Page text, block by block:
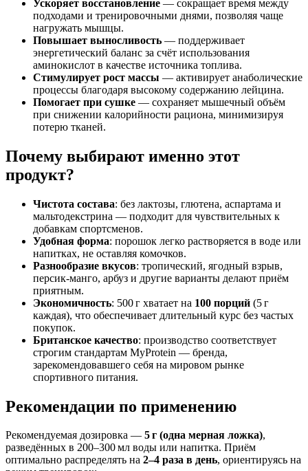
Ускоряет восстановление — сокращает время между
подходами и тренировочными днями, позволяя чаще
нагружать мышцы.
Повышает выносливость — поддерживает
энергетический баланс за счёт использования
аминокислот в качестве источника топлива.
Стимулирует рост массы — активирует анаболические
процессы благодаря высокому содержанию лейцина.
Помогает при сушке — сохраняет мышечный объём
при снижении калорийности рациона, минимизируя
потерю тканей.
Почему выбирают именно этот
продукт?
Чистота состава: без лактозы, глютена, аспартама и
мальтодекстрина — подходит для чувствительных к
добавкам спортсменов.
Удобная форма: порошок легко растворяется в воде или
напитках, не оставляя комочков.
Разнообразие вкусов: тропический, ягодный взрыв,
персик‑манго, арбуз и другие варианты делают приём
приятным.
Экономичность: 500 г хватает на 100 порций (5 г
каждая), что обеспечивает длительный курс без частых
покупок.
Британское качество: производство соответствует
строгим стандартам MyProtein — бренда,
зарекомендовавшего себя на мировом рынке
спортивного питания.
Рекомендации по применению
Рекомендуемая дозировка — 5 г (одна мерная ложка),
разведённых в 200–300 мл воды или напитка. Приём
оптимально распределять на 2–4 раза в день, ориентируясь на